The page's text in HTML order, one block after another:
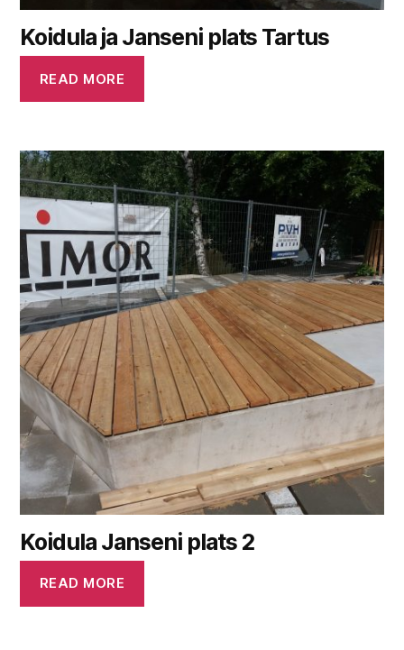
Koidula ja Janseni plats Tartus
READ MORE
Koidula Janseni plats 2
READ MORE